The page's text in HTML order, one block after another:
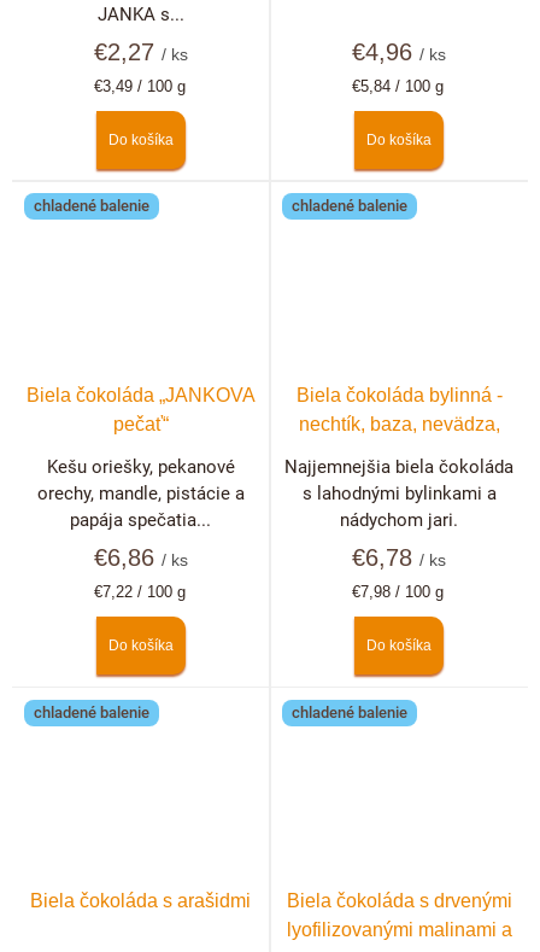
€2,27 / ks
Jednotková
€3,49 / 100 g
Do košíka
JANKA s...
€4,96/ ks
Jednotková
€5,84 / 100 g
Do košíka
chladené balenie
Biela čokoláda „JANKOVA
pečať“
€6,86 / ks
Jednotková
€7,22 / 100 g
Do košíka
Kešu oriešky, pekanové
orechy, mandle, pistácie a
papája spečatia...
chladené balenie
Biela čokoláda bylinná -
nechtík, baza, nevädza,
€6,78/ ks
Jednotková
€7,98 / 100 g
Do košíka
Najjemnejšia biela čokoláda
s lahodnými bylinkami a
nádychom jari.
chladené balenie
Biela čokoláda s arašidmi
chladené balenie
Biela čokoláda s drvenými
lyofilizovanými malinami a